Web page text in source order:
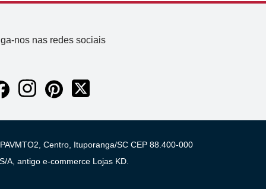
nos nas redes sociais
Centro, Ituporanga/SC CEP 88.400-000
A, antigo e-commerce Lojas KD.